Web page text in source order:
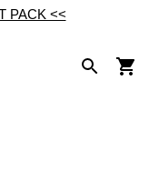
PACK <<